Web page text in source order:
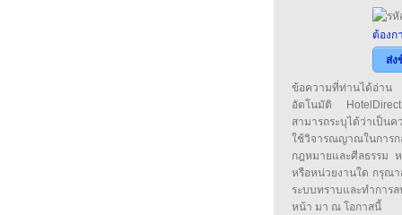
ต้องก
ส่ง
ข้อความที่ท่านได้อ่าน
อัตโนมัติ
สามารถระบุได้ว่าเป็น
ใช้วิจารณญาณในกา
กฎหมายและศีลธรรม
หรือหน่วยงานใด กรุณา
ระบบทราบและทำกา
หน้า มา ณ โอกาสนี้